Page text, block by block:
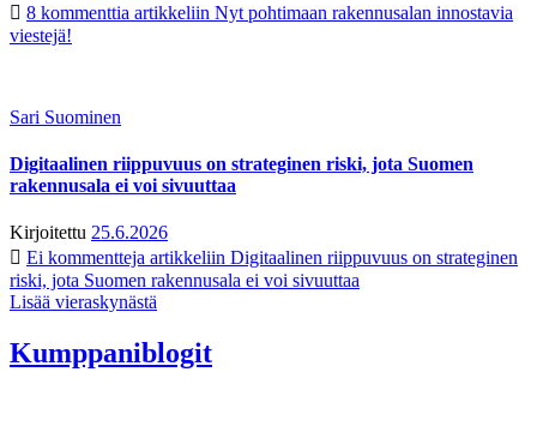
8 kommenttia artikkeliin Nyt pohtimaan rakennusalan innostavia
viestejä!
Sari Suominen
Digitaalinen riippuvuus on strateginen riski, jota Suomen
rakennusala ei voi sivuuttaa
Kirjoitettu 25.6.2026
Ei kommentteja artikkeliin Digitaalinen riippuvuus on strateginen
riski, jota Suomen rakennusala ei voi sivuuttaa
Lisää vieraskynästä
Kumppaniblogit